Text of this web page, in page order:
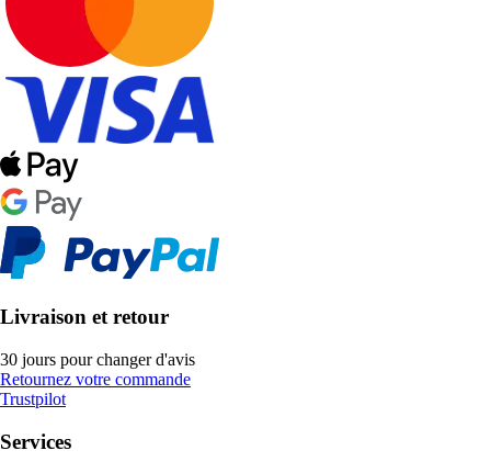
Livraison et retour
30 jours pour changer d'avis
Retournez votre commande
Trustpilot
Services